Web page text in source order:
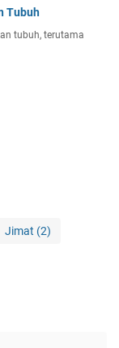
Tubuh
tubuh, terutama
Jimat (2)